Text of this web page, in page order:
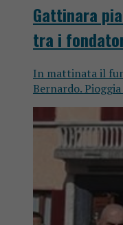
Gattinara
tra i
In mattinata il
Bernardo.